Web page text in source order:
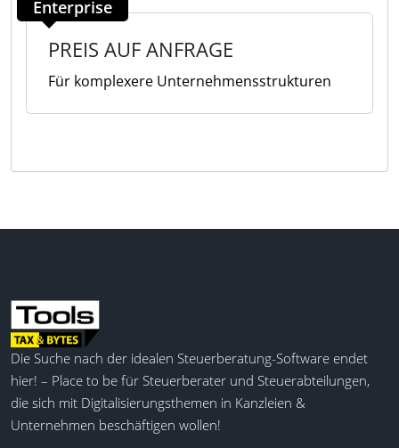
Enterprise
PREIS AUF ANFRAGE
Für komplexere Unternehmensstrukturen
Die Suche nach der idealen Steuerberatung-Software endet
hier! – Place to be für Steuerberater und Steuerabteilungen,
die sich mit Digitalisierungsthemen in Kanzleien &
Unternehmen beschäftigen wollen!